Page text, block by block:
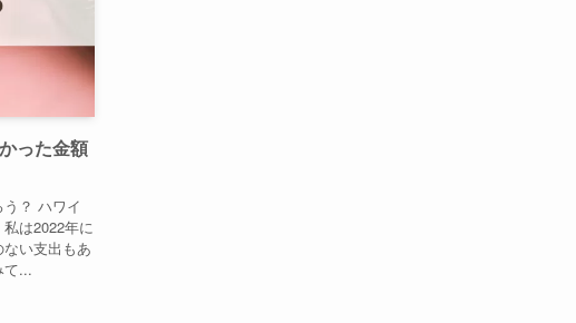
った金額
？ ハワイ
は2022年に
い支出もあ
て...